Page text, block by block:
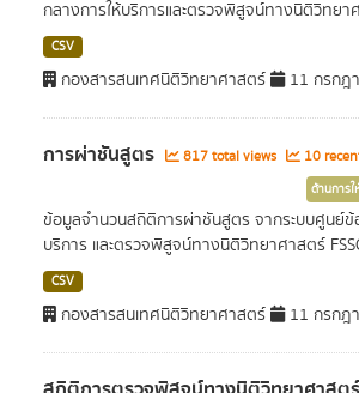
กลางการให้บริการและตรวจพิสูจน์ทางนิติวิทยา
CSV
กองสารสนเทศนิติวิทยาศาสตร์ 11 กรกฎ
การผ่าชันสูตร 817 total views 10
ด้านการใ
ข้อมูลจำนวนสถิติการผ่าชันสูตร จากระบบศูนย์ข้
บริการ และตรวจพิสูจน์ทางนิติวิทยาศาสตร์
CSV
กองสารสนเทศนิติวิทยาศาสตร์ 11 กรกฎ